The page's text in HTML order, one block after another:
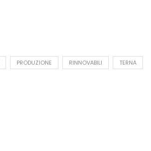
PRODUZIONE RINNOVABILI TERNA